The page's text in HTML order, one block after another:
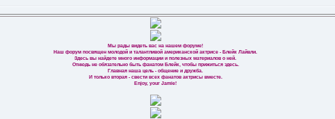
Мы рады видеть вас на нашем форуме!
Наш форум посвящен молодой и талантливой американской актрисе - Блейк Лайвли.
Здесь вы найдете много информации и полезных материалов о ней.
Отнюдь не обязательно быть фанатом Блейк, чтобы прижиться здесь.
Главная наша цель - общение и дружба.
И только вторая - свести всех фанатов актрисы вместе.
Enjoy, your Jamie!